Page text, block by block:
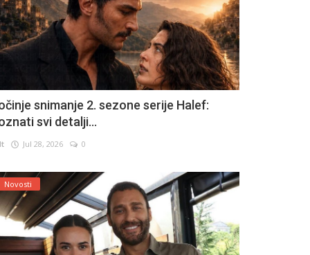
snimanje 2. sezone serije Halef:
svi detalji...
Jul 28, 2026 0
Novosti